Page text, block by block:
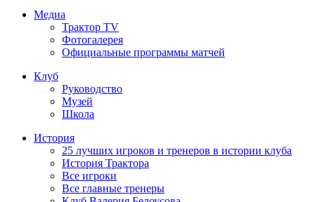
Медиа
Трактор TV
Фотогалерея
Официальные программы матчей
Клуб
Руководство
Музей
Школа
История
25 лучших игроков и тренеров в истории клуба
История Трактора
Все игроки
Все главные тренеры